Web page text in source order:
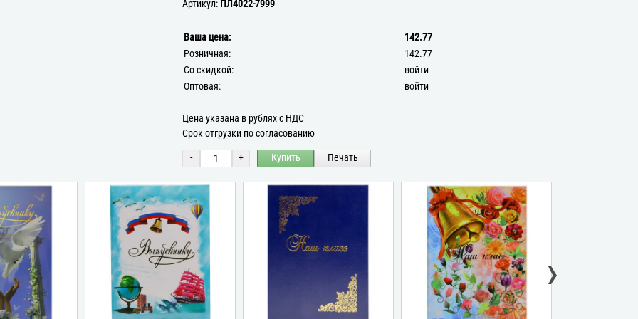
Артикул: ПЛ4022-7999
Ваша цена:
142.77
Розничная:
142.77
Со скидкой:
войти
Оптовая:
войти
Цена указана в рублях с НДС
Срок отгрузки по согласованию
- + Купить Печать
›